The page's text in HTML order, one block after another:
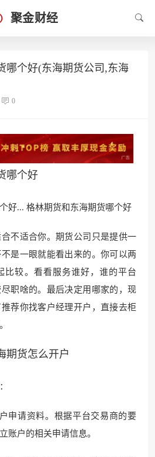
聚金财经
哪个好(东海期货公司,东海
0
哪个好
好... 格林期货和东海期货哪个好
不适合你。期货公司只是提供一
是一眼就能看出来的。你可以两
比较。看看服务谁好，谁的平台
职啥的。 最后决定用哪家的，现
荐你找客户经理开户，直接去柜
期货怎么开户
请资料。根据平台交易商的要
账户的相关申请信息。